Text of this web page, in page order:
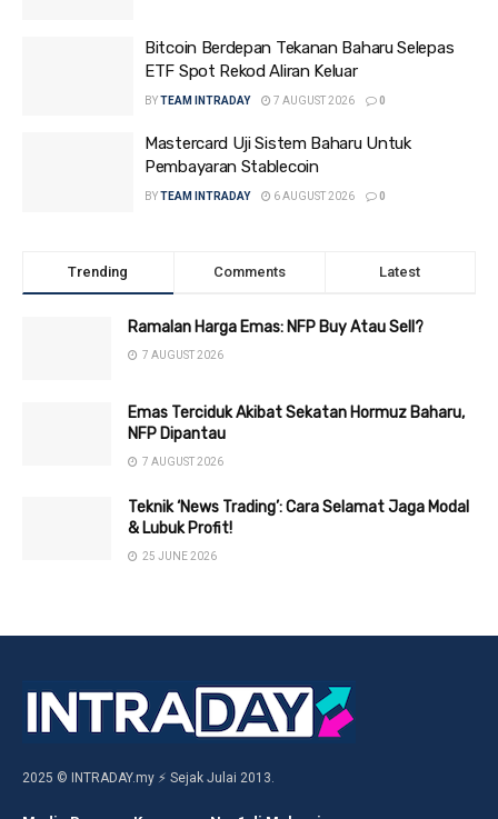
Bitcoin Berdepan Tekanan Baharu Selepas
ETF Spot Rekod Aliran Keluar
BYTEAM INTRADAY 7 AUGUST 2026 0
Mastercard Uji Sistem Baharu Untuk
Pembayaran Stablecoin
BYTEAM INTRADAY 6 AUGUST 2026 0
Trending Comments Latest
Ramalan Harga Emas: NFP Buy Atau Sell?
7 AUGUST 2026
Emas Terciduk Akibat Sekatan Hormuz Baharu,
NFP Dipantau
7 AUGUST 2026
Teknik ‘News Trading’: Cara Selamat Jaga Modal
& Lubuk Profit!
25 JUNE 2026
2025 © INTRADAY.my ⚡ Sejak Julai 2013.